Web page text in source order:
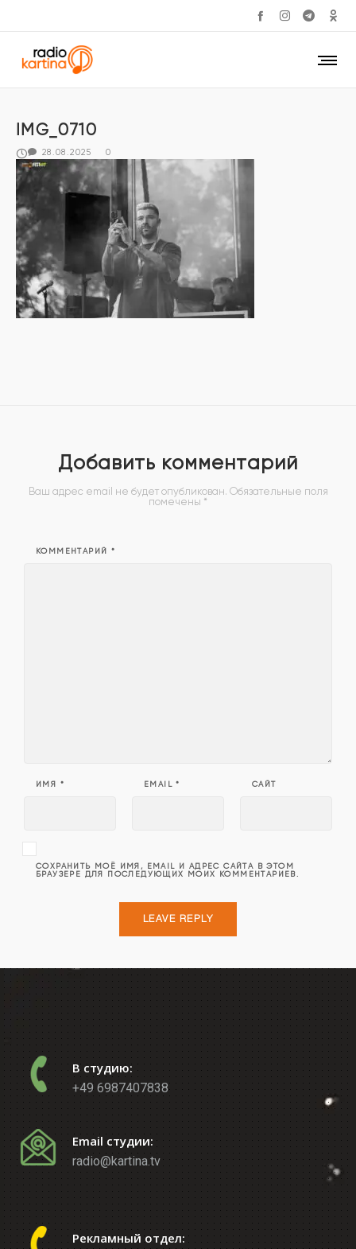
IMG_0710
28.08.2025 0
Добавить комментарий
Ваш адрес email не будет опубликован. Обязательные поля
помечены *
КОММЕНТАРИЙ *
ИМЯ * EMAIL* САЙТ
СОХРАНИТЬ МОЁ ИМЯ, EMAIL И АДРЕС САЙТА В ЭТОМ
БРАУЗЕРЕ ДЛЯ ПОСЛЕДУЮЩИХ МОИХ КОММЕНТАРИЕВ.
В студию:
+49 6987407838
Email студии:
radio@kartina.tv
Рекламный отдел: